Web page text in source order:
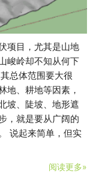
项目，尤其是山地
峻岭却不知从何下
总体范围要大很
地、耕地等因素，
坡、陡坡、地形遮
，就是要从广阔的
说起来简单，但实
阅读更多»